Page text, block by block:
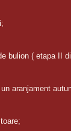
bulion ( etapa II
aranjament